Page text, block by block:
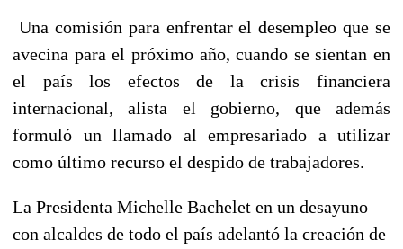
Una comisión para enfrentar el desempleo que se
avecina para el próximo año, cuando se sientan en
el país los efectos de la crisis financiera
internacional, alista el gobierno, que además
formuló un llamado al empresariado a utilizar
como último recurso el despido de trabajadores.
La Presidenta Michelle Bachelet en un desayuno
con alcaldes de todo el país adelantó la creación de